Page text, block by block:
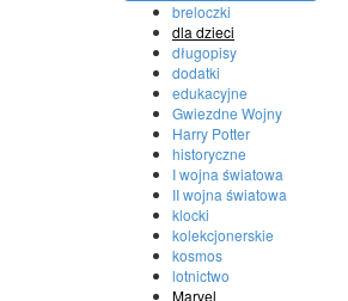
breloczki
dla dzieci
długopisy
dodatki
edukacyjne
Gwiezdne Wojny
Harry Potter
historyczne
I wojna światowa
II wojna światowa
klocki
kolekcjonerskie
kosmos
lotnictwo
Marvel